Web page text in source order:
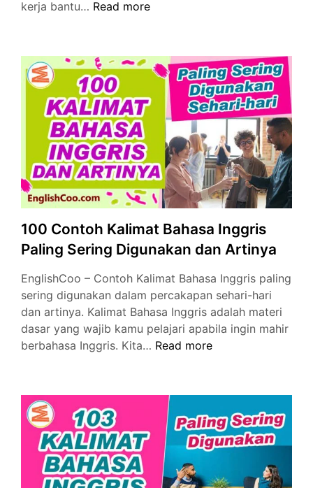
kerja bantu… Penggunaan
Would
dalam
Bahasa
Inggris
Read more
100 Contoh Kalimat Bahasa Inggris
Paling Sering Digunakan dan Artinya
EnglishCoo – Contoh Kalimat Bahasa Inggris paling
sering digunakan dalam percakapan sehari-hari
dan artinya. Kalimat Bahasa Inggris adalah materi
dasar yang wajib kamu pelajari apabila ingin mahir
berbahasa Inggris. Kita… 100
Bahasa
Inggris
Paling
Sering
Digunakan
dan
Read more